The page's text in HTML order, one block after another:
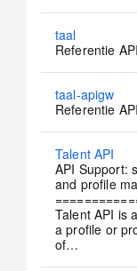
No
new
taal
Referentie
No
new
taal-apigw
Referentie
No
new
posts
Talent API
API Support:
and profile
Talent API is
a profile or
of…